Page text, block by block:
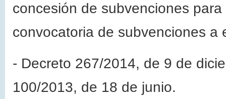
concesión de subvenciones
convocatoria de subvenciones a
- Decreto 267/2014, de 9 de
100/2013, de 18 de junio.